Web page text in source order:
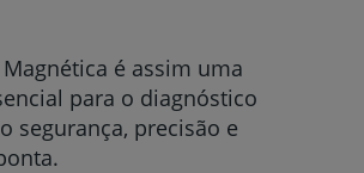
é assim uma
para o diagnóstico
segurança, precisão e